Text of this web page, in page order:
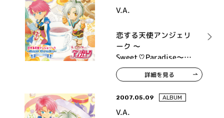
V.A.
恋する天使アンジェリ
ーク ～
Sweet♡Paradise～
memory 02
詳細を見る
2007.05.09 ALBUM
V.A.